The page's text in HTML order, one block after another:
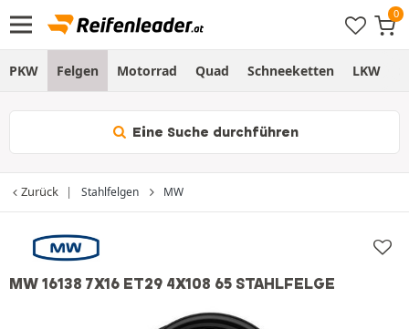
PKW Felgen Motorrad Quad Schneeketten LKW
Eine Suche durchführen
Zurück Stahlfelgen MW
MW 16138 7X16 ET29 4X108 65 STAHLFELGE